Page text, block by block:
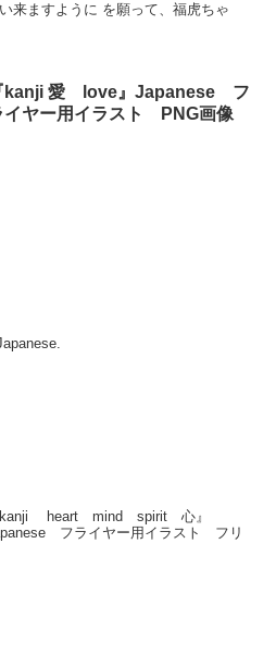
来ますように を願って、福虎ちゃ
kanji 愛 love』Japanese フ
イヤー用イラスト PNG画像
kanji heart mind spirit 心』
フライヤー用イラスト フリ